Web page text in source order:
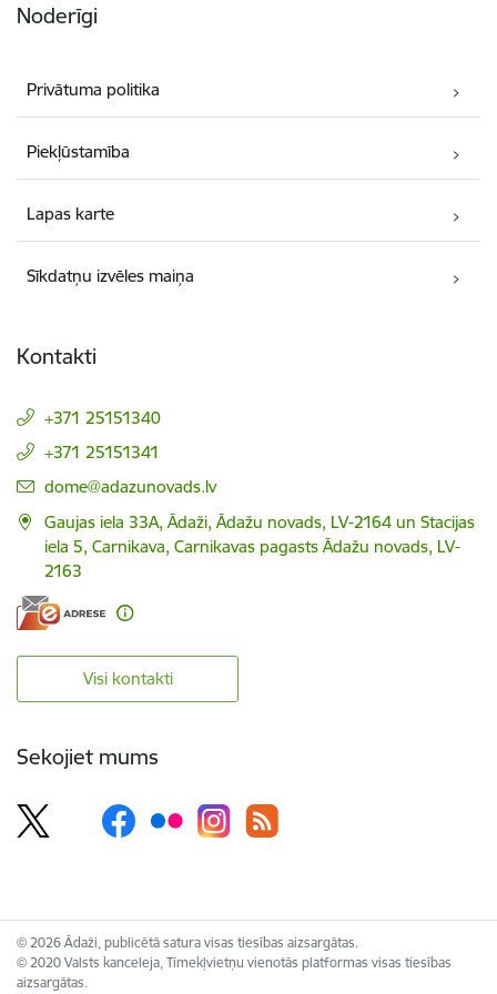
Noderīgi
Privātuma politika
Piekļūstamība
Lapas karte
Sīkdatņu izvēles maiņa
Kontakti
+371 25151340
+371 25151341
E-pasts:
dome@adazunovads.lv
Gaujas iela 33A, Ādaži, Ādažu novads, LV-2164 un Stacijas
iela 5, Carnikava, Carnikavas pagasts Ādažu novads, LV-
2163
Visi kontakti
Sekojiet mums
© 2026 Ādaži, publicētā satura visas tiesības aizsargātas.
© 2020 Valsts kanceleja, Tīmekļvietņu vienotās platformas visas tiesības
aizsargātas.